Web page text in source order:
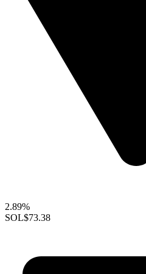
2.89%
SOL$73.38